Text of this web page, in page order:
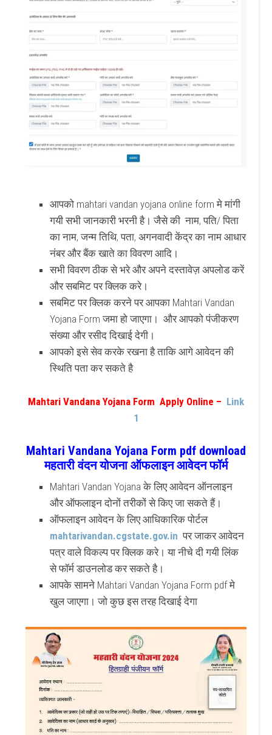
आपको mahtari vandan yojana online form मे मांगी
गयी सभी जानकारी भरनी है। जैसे की नाम, पति/ पिता
का नाम, जन्म तिथि, पता, अगनवादी केंद्र का नाम आधार
नंबर और बैंक खाते का विवरण आदि।
सभी विवरण ठीक से भरे और अपने दस्तावेज़ अपलोड करें
और सबमिट पर क्लिक करे।
सबमिट पर क्लिक करने पर आपका Mahtari Vandan
Yojana Form जमा हो जाएगा। और आपको पंजीकरण
संख्या और रसीद दिखाई देगी।
आपको इसे सेव करके रखना है ताकि आगे आवेदन की
स्थिति पता कर सकते है
Mahtari Vandana Yojana Form Apply Online – Link
1
Mahtari Vandana Yojana Form pdf download
महतारी वंदन योजना ऑफलाइन आवेदन फॉर्म
Mahtari Vandan Yojana के लिए आवेदन ऑनलाइन
और ऑफलाइन दोनों तरीकों से किए जा सकते हैं।
ऑफलाइन आवेदन के लिए आधिकारिक पोर्टल
mahtarivandan.cgstate.gov.in पर जाकर आवेदन
पत्र वाले विकल्प पर क्लिक करे। या नीचे दी गयी लिंक
से फॉर्म डाउनलोड कर सकते है।
आपके सामने Mahtari Vandan Yojana Form pdf मे
खुल जाएगा। जो कुछ इस तरह दिखाई देगा